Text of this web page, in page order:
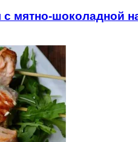
мятно-шоколадной